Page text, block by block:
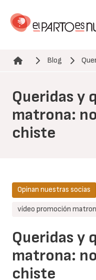
contenido
Ruta de navegación
Blog
Queridas y
matrona:
chiste
Queridas y
matrona:
chiste
Opinan nuestras socias
vídeo promoción